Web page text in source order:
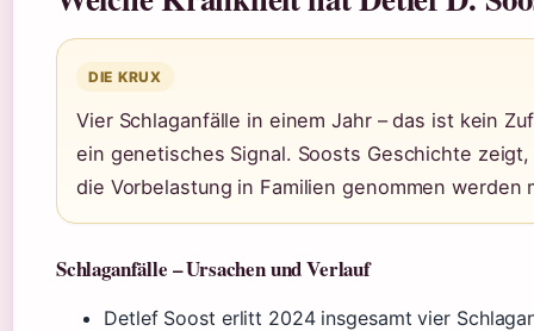
DIE KRUX
Vier Schlaganfälle in einem Jahr – das ist kein
ein genetisches Signal. Soosts Geschichte
die Vorbelastung in Familien genommen werden
Schlaganfälle – Ursachen und Verlauf
Detlef Soost erlitt 2024 insgesamt vier